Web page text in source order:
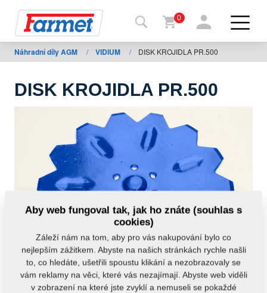
Zpět
na
Farmet
stažení
0
Náhradní díly AGM / VIDIUM / DISK KROJIDLA PR.500
DISK KROJIDLA PR.500
Aby web fungoval tak, jak ho znáte (souhlas s
cookies)
Záleží nám na tom, aby pro vás nakupování bylo co
nejlepším zážitkem. Abyste na našich stránkách rychle našli
to, co hledáte, ušetřili spoustu klikání a nezobrazovaly se
vám reklamy na věci, které vás nezajímají. Abyste web viděli
v zobrazení na které jste zvyklí a nemuseli se pokaždé